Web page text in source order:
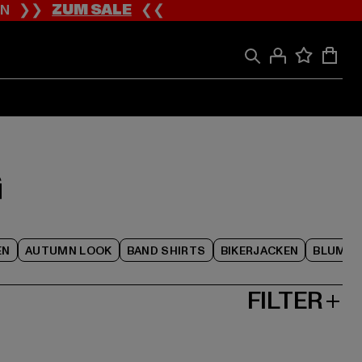
❯❯ZUM SALE❮❮
AUTUMN LOOK BAND SHIRTS BIKERJACKEN
FILTER